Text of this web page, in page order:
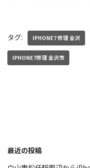
タグ: IPHONE7 修理 金沢
IPHONE7修理 金沢市
最近の投稿